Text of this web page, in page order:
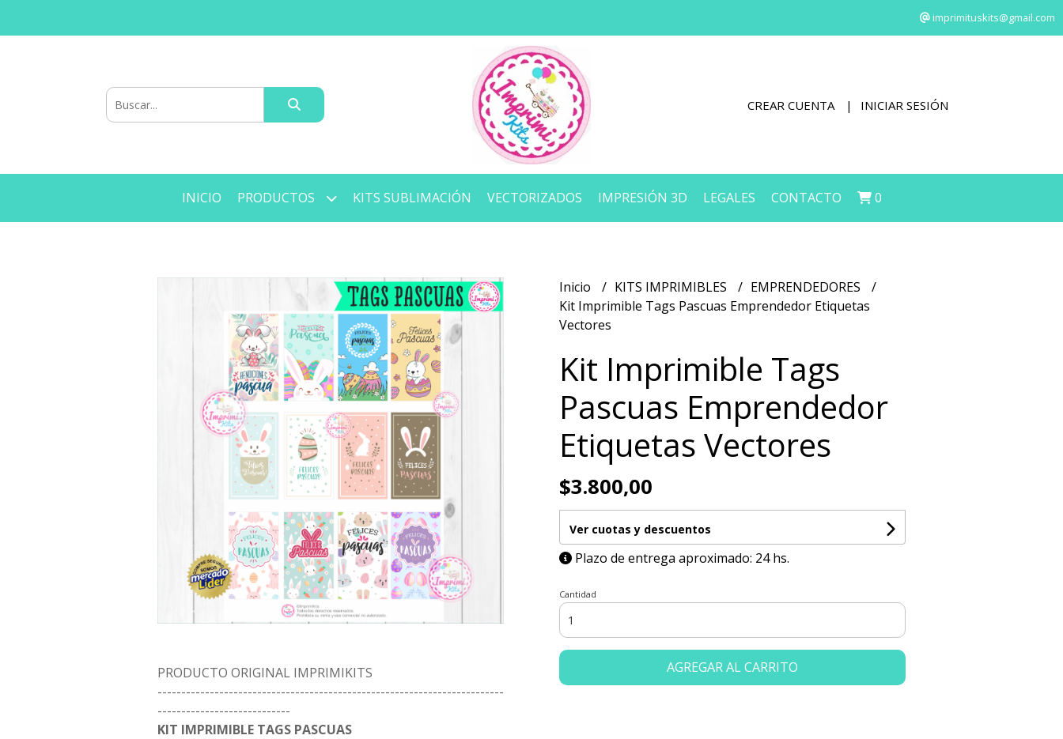
imprimituskits@gmail.com
CREAR CUENTA INICIAR SESIÓN
INICIO PRODUCTOS KITS SUBLIMACIÓN VECTORIZADOS IMPRESIÓN 3D LEGALES CONTACTO 0
PRODUCTO ORIGINAL IMPRIMIKITS
-------------------------------------------------------------------------
----------------------------
KIT IMPRIMIBLE TAGS PASCUAS
Inicio KITS IMPRIMIBLES
EMPRENDEDORES
Kit Imprimible Tags Pascuas Emprendedor Etiquetas
Vectores
Kit Imprimible Tags
Pascuas Emprendedor
Etiquetas Vectores
$3.800,00
Ver cuotas y descuentos
Plazo de entrega aproximado: 24 hs.
Cantidad
AGREGAR AL CARRITO